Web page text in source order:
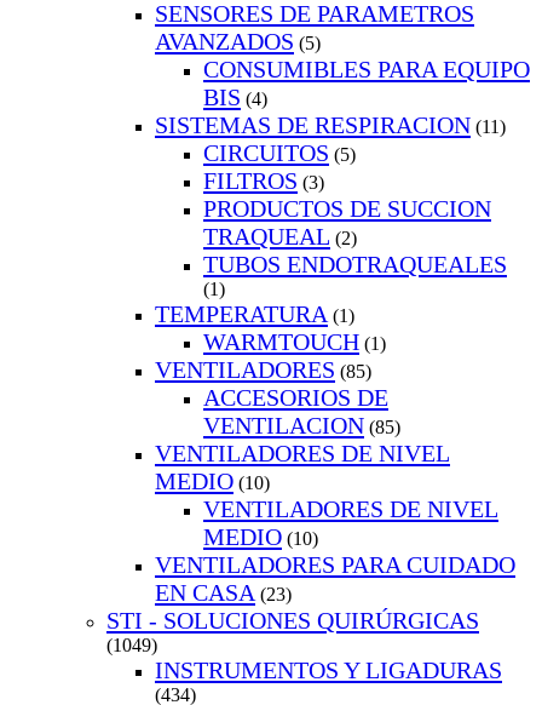
SENSORES DE PARAMETROS
AVANZADOS (5)
CONSUMIBLES PARA EQUIPO
BIS (4)
SISTEMAS DE RESPIRACION (11)
CIRCUITOS (5)
FILTROS (3)
PRODUCTOS DE SUCCION
TRAQUEAL (2)
TUBOS ENDOTRAQUEALES
(1)
TEMPERATURA (1)
WARMTOUCH (1)
VENTILADORES (85)
ACCESORIOS DE
VENTILACION (85)
VENTILADORES DE NIVEL
MEDIO (10)
VENTILADORES DE NIVEL
MEDIO (10)
VENTILADORES PARA CUIDADO
EN CASA (23)
STI - SOLUCIONES QUIRÚRGICAS
(1049)
INSTRUMENTOS Y LIGADURAS
(434)